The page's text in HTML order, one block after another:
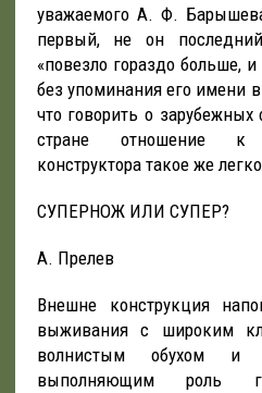
уважаемого А. Ф.
первый, не он
«повезло гораздо больше,
без упоминания его имени
что говорить о
стране отношение к
конструктора такое же
СУПЕРНОЖ ИЛИ СУПЕР?
А. Прелев
Внешне конструкция
выживания с широким
волнистым обухом
выполняющим роль